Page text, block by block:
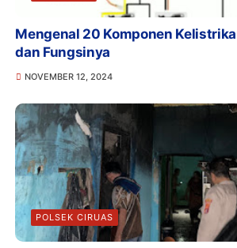
Mengenal 20 Komponen
dan Fungsinya
NOVEMBER 12, 2024
POLSEK CIRUAS